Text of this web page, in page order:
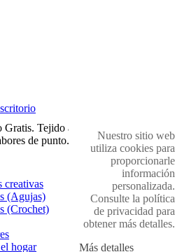
Tejido a dos agujas y
de punto. Muestras,
creativas
(Agujas)
(Crochet)
hogar
Nuestro sitio web
utiliza cookies para
proporcionarle
información
personalizada.
Consulte la política
de privacidad para
obtener más detalles.
Más detalles